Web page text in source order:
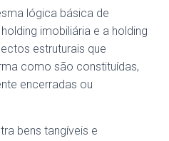
lógica básica de
imobiliária e a holding
estruturais que
como são constituídas,
encerradas ou
bens tangíveis e